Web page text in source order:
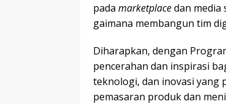
pada marketplacedan media
gaimana membangun tim
Diharapkan, dengan
pencerahan dan inspirasi
teknologi, dan inovasi yang
pemasaran produk dan